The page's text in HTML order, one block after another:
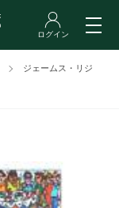
ジェームス・リジ